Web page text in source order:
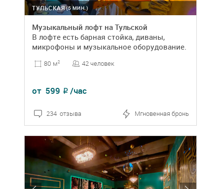
(5 МИН.)
ТУЛЬСКАЯ
Музыкальный лофт на Тульской
В лофте есть барная стойка, диваны,
микрофоны и музыкальное оборудование.
80 м2 42 человек
от 599 ₽ /час
234 отзыва Мгновенная бронь